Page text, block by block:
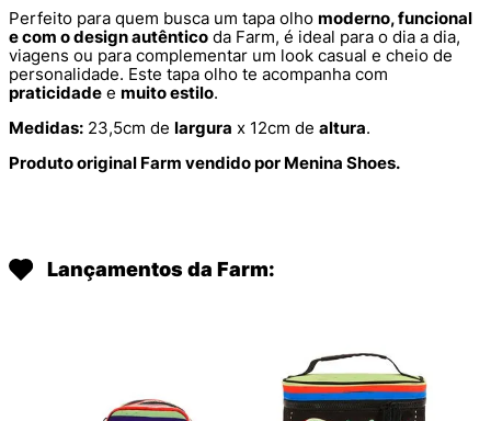
Perfeito para quem busca um tapa olho moderno, funcional
e com o design autêntico da Farm, é ideal para o dia a dia,
viagens ou para complementar um look casual e cheio de
personalidade. Este tapa olho te acompanha com
praticidade e muito estilo.
Medidas: 23,5cm de largura x 12cm de altura.
Produto original Farm vendido por Menina Shoes.
Lançamentos da Farm: